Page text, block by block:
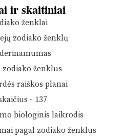
ir skaitiniai
ženklai
zodiako ženklų
zodiako ženklus
raiškos planai
- 137
biologinis laikrodis
pagal zodiako ženklus